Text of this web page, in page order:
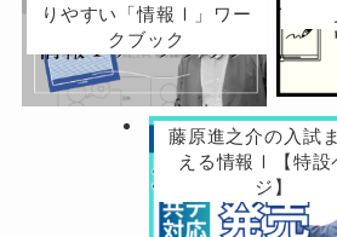
りやすい「情報Ⅰ」ワー
クブック
藤原進之介の入試
える情報Ⅰ【特設
ジ】